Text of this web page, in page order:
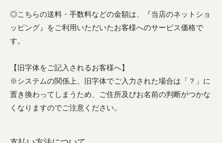
◎こちらの送料・手数料などの金額は、『当店のネットショ
ッピング』をご利用いただいたお客様へのサービス価格で
す。
【旧字体をご記入されるお客様へ】
※システムの関係上、旧字体でご入力された場合は「？」に
置き換わってしまうため、ご住所及びお名前の判断がつかな
くなりますのでご注意ください。